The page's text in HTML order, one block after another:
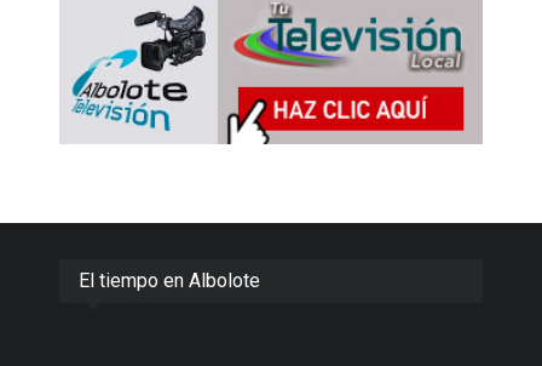
El tiempo en Albolote